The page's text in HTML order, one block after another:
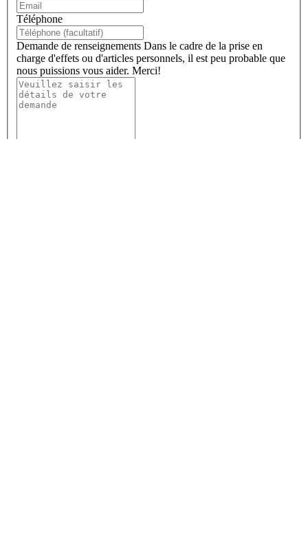
Téléphone
Demande de renseignements Dans le cadre de la prise en
charge d'effets ou d'articles personnels, il est peu probable que
nous puissions vous aider. Merci!